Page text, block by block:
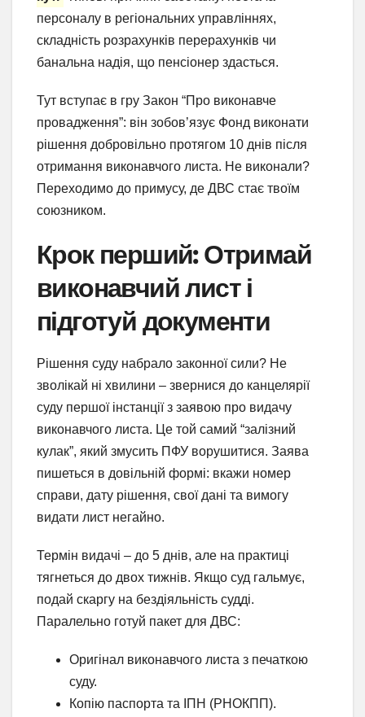
персоналу в регіональних управліннях,
складність розрахунків перерахунків чи
банальна надія, що пенсіонер здасться.
Тут вступає в гру Закон “Про виконавче
провадження”: він зобов’язує Фонд виконати
рішення добровільно протягом 10 днів після
отримання виконавчого листа. Не виконали?
Переходимо до примусу, де ДВС стає твоїм
союзником.
Крок перший: Отримай
виконавчий лист і
підготуй документи
Рішення суду набрало законної сили? Не
зволікай ні хвилини – звернися до канцелярії
суду першої інстанції з заявою про видачу
виконавчого листа. Це той самий “залізний
кулак”, який змусить ПФУ ворушитися. Заява
пишеться в довільній формі: вкажи номер
справи, дату рішення, свої дані та вимогу
видати лист негайно.
Термін видачі – до 5 днів, але на практиці
тягнеться до двох тижнів. Якщо суд гальмує,
подай скаргу на бездіяльність судді.
Паралельно готуй пакет для ДВС:
Оригінал виконавчого листа з печаткою
суду.
Копію паспорта та ІПН (РНОКПП).